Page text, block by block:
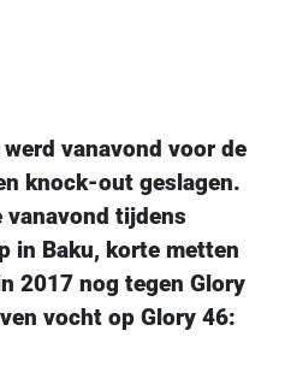
vanavond voor de
knock-out geslagen.
vanavond tijdens
in Baku, korte metten
2017 nog tegen Glory
vocht op Glory 46: